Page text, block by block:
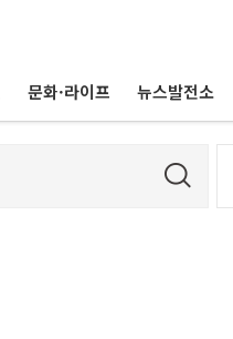
문화·라이프 뉴스발전소